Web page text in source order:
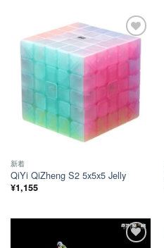
ほし
い！
新着
QiYi QiZheng S2 5x5x5 Jelly
¥1,155